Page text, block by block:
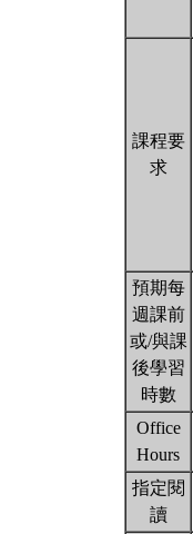
課程要
求
預期每
週課前
或/與課
後學習
時數
Office
Hours
指定閱
讀